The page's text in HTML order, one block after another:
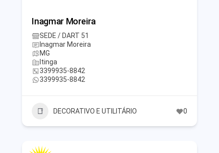
Inagmar Moreira
SEDE / DART 51
Inagmar Moreira
MG
Itinga
3399935-8842
3399935-8842
DECORATIVO E UTILITÁRIO 0